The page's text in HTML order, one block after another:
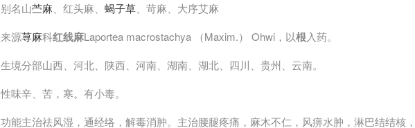
别名山苎麻、红头麻、 蝎子草、苛麻、大序艾麻
来源荨麻科红线麻Laportea macrostachya （Maxim.） Ohwi，以根入药。
生境分部山西、河北、陕西、河南、湖南、湖北、四川、贵州、云南。
性味辛、苦，寒。有小毒。
功能主治祛风湿，通经络，解毒消肿。主治腰腿疼痛，麻木不仁，风痹水肿，淋巴结结核，